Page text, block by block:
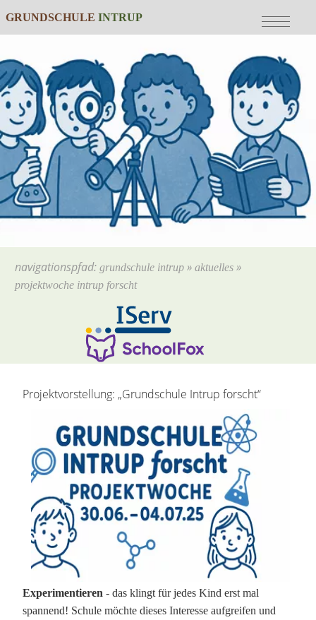
zum Hauptinhalt
zum Inhaltsverzeichnis
Projektwoche Intrup forscht
GRUNDSCHULE INTRUP
navigationspfad: grundschule intrup» aktuelles»
projektwoche intrup forscht
zur Randspalte springen
Projektvorstellung: „Grundschule Intrup forscht“
Experimentieren - das klingt für jedes Kind erst mal
spannend! Schule möchte dieses Interesse aufgreifen und